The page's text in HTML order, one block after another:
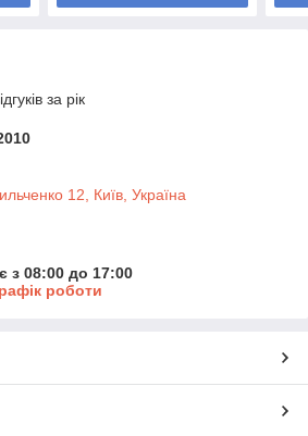
за рік
12, Київ, Україна
з 08:00 до 17:00
роботи